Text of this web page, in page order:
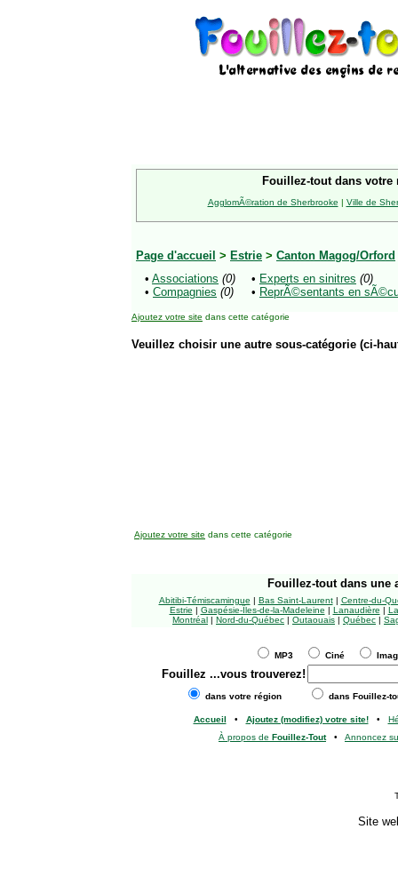
Fouillez-tout dans votre
AgglomÃ©ration de Sherbrooke | Ville de
Page d'accueil > Estrie > Canton Magog/Orford
• Associations (0)
• Compagnies (0)
• Experts en sinitres (0)
• ReprÃ©sentants en
Ajoutez votre site dans cette catégorie
Veuillez choisir une autre sous-catégorie (ci-
Ajoutez votre site dans cette catégorie
Fouillez-tout dans une
Abitibi-Témiscamingue | Bas Saint-Laurent| Centre-du-
Estrie | Gaspésie-Îles-de-la-Madeleine | Lanaudière |
Montréal | Nord-du-Québec | Outaouais | Québec |
MP3 Ciné
Fouillez ...vous trouverez!
dans votre région dans Fouillez-
Accueil • Ajoutez (modifiez) votre site!•
À propos de Fouillez-Tout• Annoncez
Site